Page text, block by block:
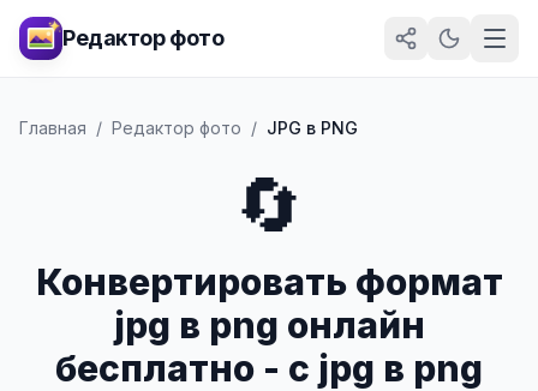
Редактор фото
Главная / Редактор фото / JPG в PNG
🔄
Конвертировать формат
jpg в png онлайн
бесплатно - с jpg в png